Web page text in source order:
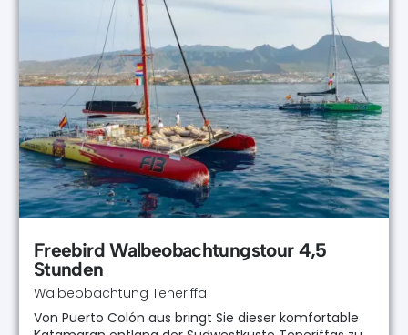
Freebird Walbeobachtungstour 4,5
Stunden
Walbeobachtung Teneriffa
Von Puerto Colón aus bringt Sie dieser komfortable